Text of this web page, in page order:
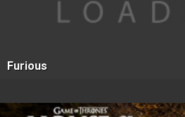
Furious